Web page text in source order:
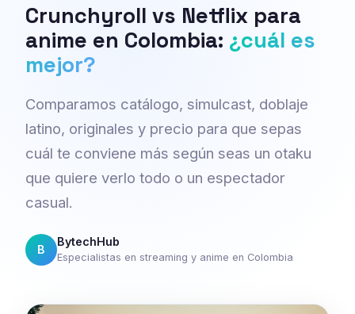
Crunchyroll vs Netflix para
anime en Colombia: ¿cuál es
mejor?
Comparamos catálogo, simulcast, doblaje
latino, originales y precio para que sepas
cuál te conviene más según seas un otaku
que quiere verlo todo o un espectador
casual.
B
BytechHub
Especialistas en streaming y anime en Colombia